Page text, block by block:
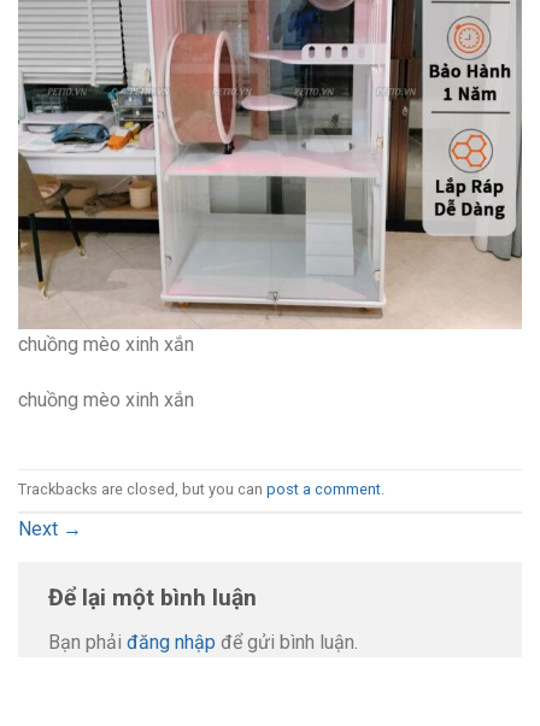
chuồng mèo xinh xắn
chuồng mèo xinh xắn
Trackbacks are closed, but you can post a comment.
Next →
Để lại một bình luận
Bạn phải đăng nhập để gửi bình luận.